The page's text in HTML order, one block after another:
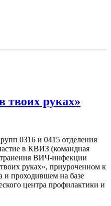
руках»
0316 и 0415 отделения
в КВИЗ (командная
ВИЧ-инфекции
руках», приуроченном к
проходившем на базе
центра профилактики и